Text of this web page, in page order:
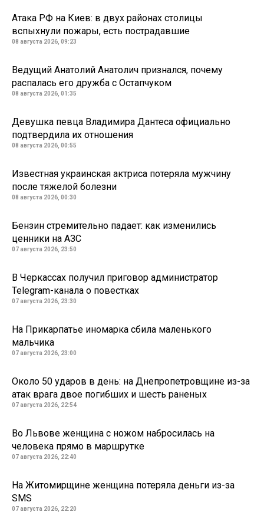
Атака РФ на Киев: в двух районах столицы
вспыхнули пожары, есть пострадавшие
08 августа 2026, 09:23
Ведущий Анатолий Анатолич признался, почему
распалась его дружба с Остапчуком
08 августа 2026, 01:35
Девушка певца Владимира Дантеса официально
подтвердила их отношения
08 августа 2026, 00:55
Известная украинская актриса потеряла мужчину
после тяжелой болезни
08 августа 2026, 00:30
Бензин стремительно падает: как изменились
ценники на АЗС
07 августа 2026, 23:50
В Черкассах получил приговор администратор
Telegram-канала о повестках
07 августа 2026, 23:30
На Прикарпатье иномарка сбила маленького
мальчика
07 августа 2026, 23:00
Около 50 ударов в день: на Днепропетровщине из-за
атак врага двое погибших и шесть раненых
07 августа 2026, 22:54
Во Львове женщина с ножом набросилась на
человека прямо в маршрутке
07 августа 2026, 22:40
На Житомирщине женщина потеряла деньги из-за
SMS
07 августа 2026, 22:20